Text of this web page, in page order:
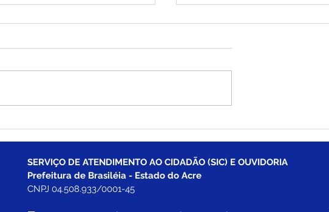
neste dia 25 de julho
atendimento aos pacientes
do SUS
SERVIÇO DE ATENDIMENTO AO CIDADÃO (SIC) E OUVIDORIA
Prefeitura de Brasiléia - Estado do Acre
CNPJ 04.508.933/0001-45